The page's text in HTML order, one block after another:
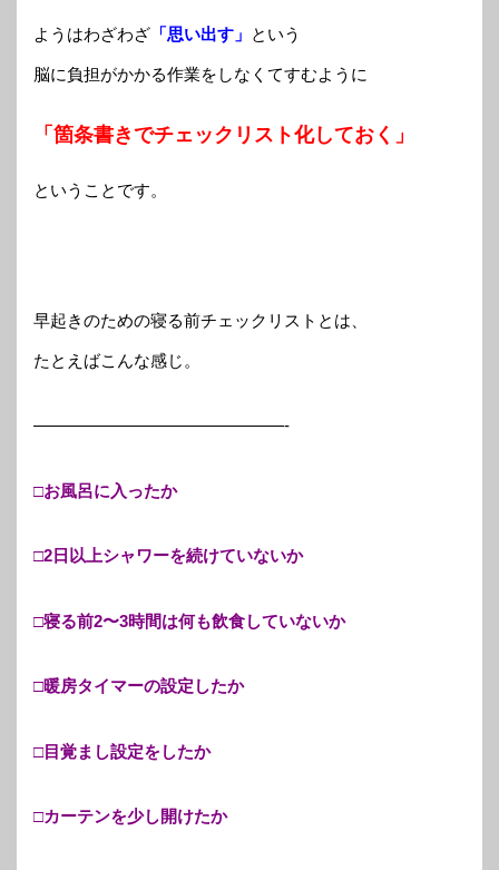
ようはわざわざ 「思い出す」 という
脳に負担がかかる作業をしなくてすむように
「箇条書きでチェックリスト化しておく」
ということです。
早起きのための寝る前チェックリストとは、
たとえばこんな感じ。
———————————————-
□お風呂に入ったか
□2日以上シャワーを続けていないか
□寝る前2〜3時間は何も飲食していないか
□暖房タイマーの設定したか
□目覚まし設定をしたか
□カーテンを少し開けたか